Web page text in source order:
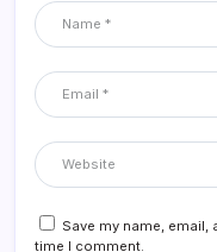
Save my name,
time I comment.